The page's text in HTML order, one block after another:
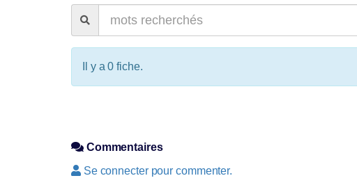
Il y a 0 fiche.
Commentaires
Se connecter pour commenter.